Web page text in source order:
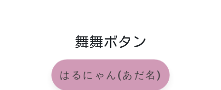
舞舞ボタン
はるにゃん(あだ名)